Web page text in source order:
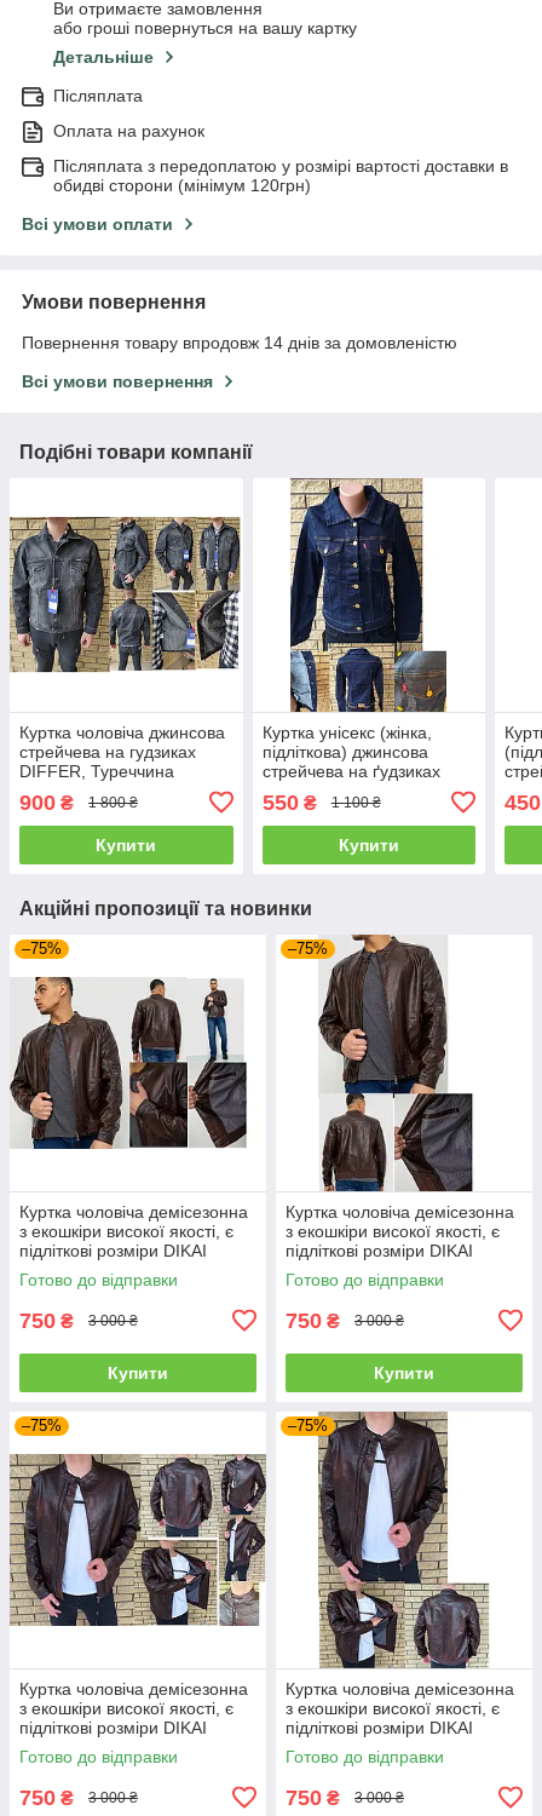
Ви отримаєте замовлення
або гроші повернуться на вашу картку
Детальніше
Післяплата
Оплата на рахунок
Післяплата з передоплатою у розмірі вартості доставки в
обидві сторони (мінімум 120грн)
Всі умови оплати
Умови повернення
Повернення товару впродовж 14 днів за домовленістю
Всі умови повернення
Подібні товари компанії
Куртка чоловіча джинсова
стрейчева на гудзиках
DIFFER, Туреччина
900 ₴ 1 800 ₴
Купити
Куртка унісекс (жінка,
підліткова) джинсова
стрейчева на ґудзиках
550₴ 1 100 ₴
Купити
450
Акційні пропозиції та новинки
–75%
Куртка чоловіча демісезонна
з екошкіри високої якості, є
підліткові розміри DIKAI
Готово до відправки
750 ₴ 3 000 ₴
Купити
–75%
Куртка чоловіча демісезонна
з екошкіри високої якості, є
підліткові розміри DIKAI
Готово до відправки
750 ₴ 3 000 ₴
Купити
–75%
Куртка чоловіча демісезонна
з екошкіри високої якості, є
підліткові розміри DIKAI
Готово до відправки
750 ₴ 3 000 ₴
–75%
Куртка чоловіча демісезонна
з екошкіри високої якості, є
підліткові розміри DIKAI
Готово до відправки
750 ₴ 3 000 ₴